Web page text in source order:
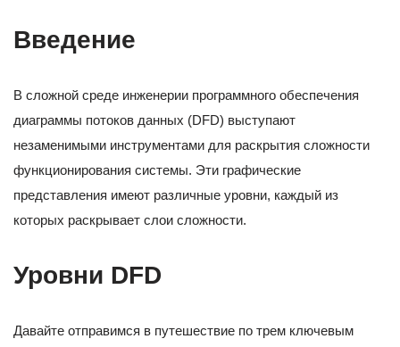
Введение
В сложной среде инженерии программного обеспечения
диаграммы потоков данных (DFD) выступают
незаменимыми инструментами для раскрытия сложности
функционирования системы. Эти графические
представления имеют различные уровни, каждый из
которых раскрывает слои сложности.
Уровни DFD
Давайте отправимся в путешествие по трем ключевым